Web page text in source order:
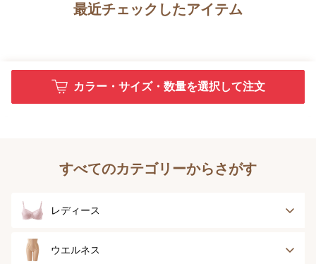
最近チェックしたアイテム
カラー・サイズ・数量を選択して注文
すべてのカテゴリーからさがす
レディース
ブラジャー
ウエルネス